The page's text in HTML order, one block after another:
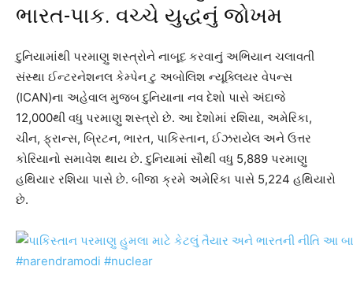
ભારત-પાક. વચ્ચે યુદ્ધનું જોખમ
દુનિયામાંથી પરમાણુ શસ્ત્રોને નાબૂદ કરવાનું અભિયાન ચલાવતી
સંસ્થા ઈન્ટરનેશનલ કેમ્પેન ટુ અબોલિશ ન્યૂક્લિયર વેપન્સ
(ICAN)ના અહેવાલ મુજબ દુનિયાના નવ દેશો પાસે અંદાજે
12,000થી વધુ પરમાણુ શસ્ત્રો છે. આ દેશોમાં રશિયા, અમેરિકા,
ચીન, ફ્રાન્સ, બ્રિટન, ભારત, પાકિસ્તાન, ઈઝરાયેલ અને ઉત્તર
કોરિયાનો સમાવેશ થાય છે. દુનિયામાં સૌથી વધુ 5,889 પરમાણુ
હથિયાર રશિયા પાસે છે. બીજા ક્રમે અમેરિકા પાસે 5,224 હથિયારો
છે.